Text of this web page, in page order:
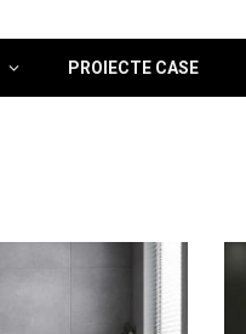
PROIECTE CASE